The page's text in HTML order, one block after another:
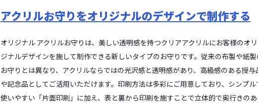
アクリルお守りをオリジナルのデザインで制作する
オリジナル アクリルお守りは、美しい透明感を持つクリアアクリルにお客様のオリ
ジナルデザインを施して制作できる新しいタイプのお守りです。従来の布製や紙製
お守りとは異なり、アクリルならではの光沢感と透明感があり、高級感のある授与
や記念品としてご活用いただけます。印刷方法は多彩にご用意しており、シンプル
使いやすい「片面印刷」に加え、表と裏から印刷を施すことで立体的で奥行きのあ